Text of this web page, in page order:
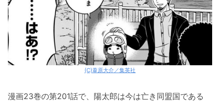
(C)葦原大介／集英社
漫画23巻の第201話で、陽太郎は今は亡き同盟国である